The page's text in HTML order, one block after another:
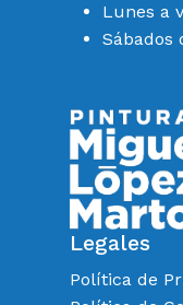
Lunes a
Sábados
Legales
Política de